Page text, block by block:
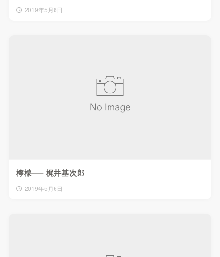
2019年5月6日
檸檬—– 梶井基次郎
2019年5月6日